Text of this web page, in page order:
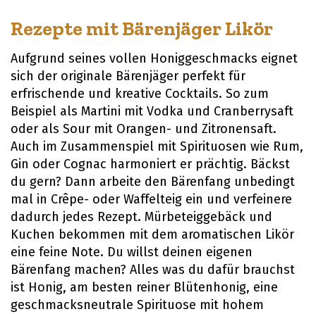
Rezepte mit Bärenjäger Likör
Aufgrund seines vollen Honiggeschmacks eignet
sich der originale Bärenjäger perfekt für
erfrischende und kreative Cocktails. So zum
Beispiel als Martini mit Vodka und Cranberrysaft
oder als Sour mit Orangen- und Zitronensaft.
Auch im Zusammenspiel mit Spirituosen wie Rum,
Gin oder Cognac harmoniert er prächtig. Bäckst
du gern? Dann arbeite den Bärenfang unbedingt
mal in Crêpe- oder Waffelteig ein und verfeinere
dadurch jedes Rezept. Mürbeteiggebäck und
Kuchen bekommen mit dem aromatischen Likör
eine feine Note. Du willst deinen eigenen
Bärenfang machen? Alles was du dafür brauchst
ist Honig, am besten reiner Blütenhonig, eine
geschmacksneutrale Spirituose mit hohem